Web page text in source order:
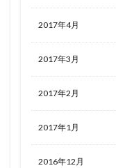
2017年4月
2017年3月
2017年2月
2017年1月
2016年12月